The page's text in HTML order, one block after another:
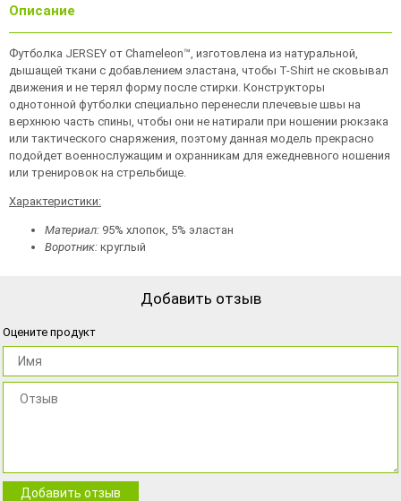
Описание
Футболка JERSEY от Chameleon™, изготовлена из натуральной,
дышащей ткани с добавлением эластана, чтобы T-Shirt не сковывал
движения и не терял форму после стирки. Конструкторы
однотонной футболки специально перенесли плечевые швы на
верхнюю часть спины, чтобы они не натирали при ношении рюкзака
или тактического снаряжения, поэтому данная модель прекрасно
подойдет военнослужащим и охранникам для ежедневного ношения
или тренировок на стрельбище.
Характеристики:
Материал: 95% хлопок, 5% эластан
Воротник: круглый
Добавить отзыв
Оцените продукт
Добавить отзыв